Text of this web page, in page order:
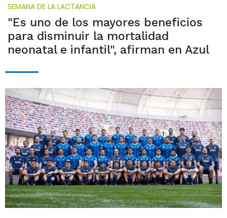
SEMANA DE LA LACTANCIA
"Es uno de los mayores beneficios
para disminuir la mortalidad
neonatal e infantil", afirman en Azul